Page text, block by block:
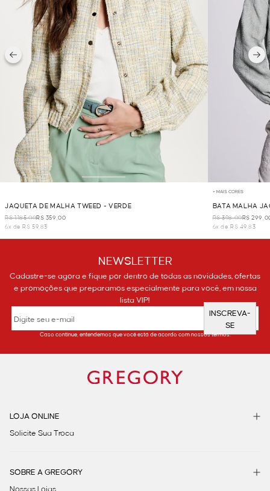
JAQUETA DE MALHA TWEED - VERDE
R$ 1.185,00R$ 359,00
6x de R$ 59,83
+ MAIS CORES
BATA MALHA
R$ 398,00R$
6x de R$ 49,83
NEWSLETTER
Cadastre-se agora e fique por dentro de todas as novidades, ofertas
e promoções que preparamos especialmente para você, em nossa
lista VIP!
INSCREVA-
SE
Caso continue, entendemos que você está de acordo com nossos termos.
LOJA ONLINE
Solicite Sua Troca
SOBRE A GREGORY